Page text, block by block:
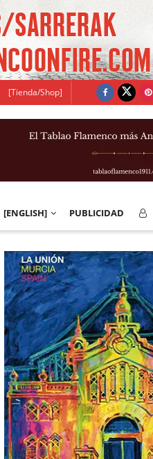
[Tienda/Shop]
[ENGLISH] PUBLICIDAD